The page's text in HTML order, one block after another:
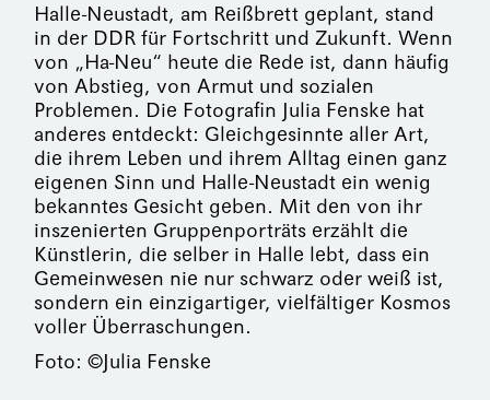
Halle-Neustadt, am Reißbrett geplant, stand
in der DDR für Fortschritt und Zukunft. Wenn
von „Ha-Neu“ heute die Rede ist, dann häufig
von Abstieg, von Armut und sozialen
Problemen. Die Fotografin Julia Fenske hat
anderes entdeckt: Gleichgesinnte aller Art,
die ihrem Leben und ihrem Alltag einen ganz
eigenen Sinn und Halle-Neustadt ein wenig
bekanntes Gesicht geben. Mit den von ihr
inszenierten Gruppenporträts erzählt die
Künstlerin, die selber in Halle lebt, dass ein
Gemeinwesen nie nur schwarz oder weiß ist,
sondern ein einzigartiger, vielfältiger Kosmos
voller Überraschungen.
Foto: ©Julia Fenske